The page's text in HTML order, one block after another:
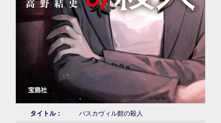
タイトル：
バスカヴィル館の殺人